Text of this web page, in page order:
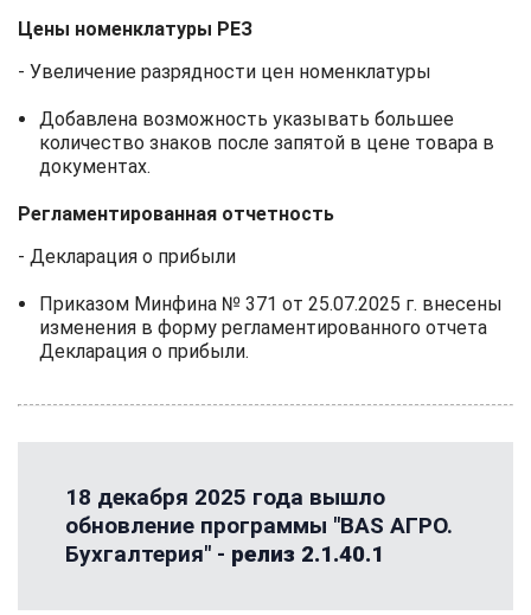
Цены номенклатуры РЕЗ
- Увеличение разрядности цен номенклатуры
Добавлена ​​возможность указывать большее
количество знаков после запятой в цене товара в
документах.
Регламентированная отчетность
- Декларация о прибыли
Приказом Минфина № 371 от 25.07.2025 г. внесены
изменения в форму регламентированного отчета
Декларация о прибыли.
18 декабря 2025 года вышло
обновление программы "BAS АГРО.
Бухгалтерия" - релиз 2.1.40.1